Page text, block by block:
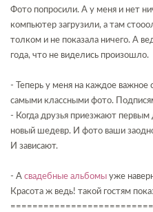
Фото попросили. А у меня и нет
компьютер загрузили, а там
толком и не показала ничего. А
года, что не виделись произошло.
- Теперь у меня на каждое
самыми классными фото.
- Когда друзья приезжают первым
новый шедевр. И фото ваши
И зависают.
- А свадебные альбомы уже
Красота ж ведь! такой гостям